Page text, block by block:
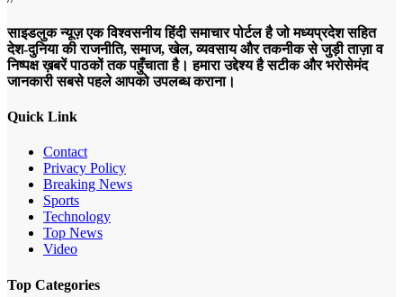
साइडलुक न्यूज़ एक विश्वसनीय हिंदी समाचार पोर्टल है जो मध्यप्रदेश सहित
देश-दुनिया की राजनीति, समाज, खेल, व्यवसाय और तकनीक से जुड़ी ताज़ा व
निष्पक्ष ख़बरें पाठकों तक पहुँचाता है। हमारा उद्देश्य है सटीक और भरोसेमंद
जानकारी सबसे पहले आपको उपलब्ध कराना।
Quick Link
Contact
Privacy Policy
Breaking News
Sports
Technology
Top News
Video
Top Categories